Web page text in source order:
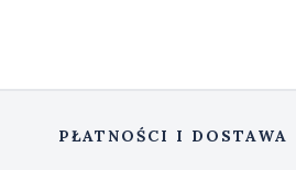
PŁATNOŚCI I DOSTAWA